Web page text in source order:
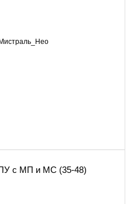
с МП и МС (35-48)